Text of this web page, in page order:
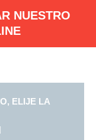
NUESTRO
ELIJE LA